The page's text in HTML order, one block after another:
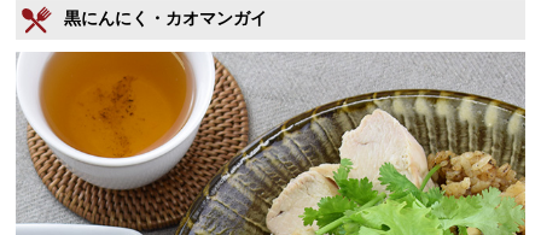
黒にんにく・カオマンガイ